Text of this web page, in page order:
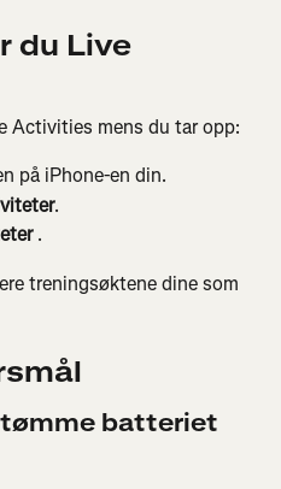
du Live
Activities mens du tar opp:
på iPhone-en din.
.
.
treningsøktene dine som
batteriet